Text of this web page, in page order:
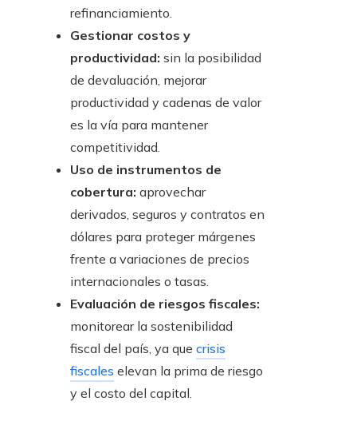
refinanciamiento.
Gestionar costos y
productividad: sin la posibilidad
de devaluación, mejorar
productividad y cadenas de valor
es la vía para mantener
competitividad.
Uso de instrumentos de
cobertura: aprovechar
derivados, seguros y contratos en
dólares para proteger márgenes
frente a variaciones de precios
internacionales o tasas.
Evaluación de riesgos fiscales:
monitorear la sostenibilidad
fiscal del país, ya que crisis
fiscales elevan la prima de riesgo
y el costo del capital.